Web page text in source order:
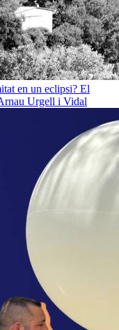
en un eclipsi? El
Urgell i Vidal